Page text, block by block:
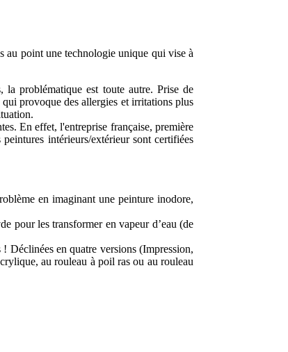
au point une technologie unique qui vise à
problématique est toute autre. Prise de
provoque des allergies et irritations plus
En effet, l'entreprise française, première
intérieurs/extérieur sont certifiées
en imaginant une peinture inodore,
pour les transformer en vapeur d’eau (de
Déclinées en quatre versions (Impression,
au rouleau à poil ras ou au rouleau